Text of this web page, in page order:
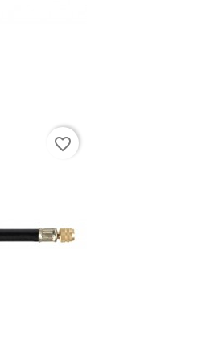
favorite_border